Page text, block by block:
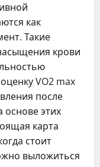
как
Такие
крови
VO2 max
после
основе этих
карта
стоит
выложиться